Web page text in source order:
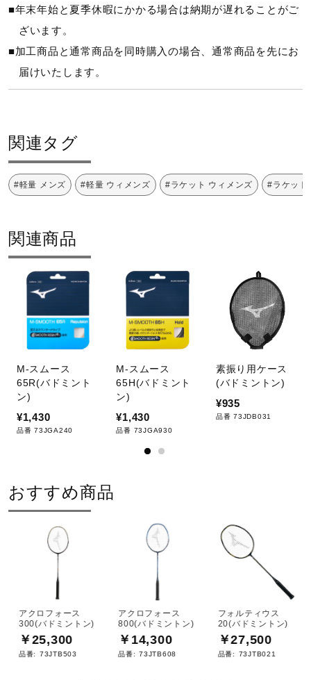
ラケットスペック情報
推奨張力：20～27ポンド
ストリングパターン：縦22本×横21本
ヘッドヘビー
製品内容
発売シーズン
2025年秋冬
■年末年始と夏季休暇にかかる場合は納期が遅れることがご
ざいます。
■加工商品と通常商品を同時購入の場合、通常商品を先にお
届けいたします。
関連タグ
#軽量 メンズ #軽量 ウィメンズ #ラケット ウィメンズ #ラケット
関連商品
M-スムース
65R(バドミント
ン)
¥1,430
品番 73JGA240
M-スムース
65H(バドミント
ン)
¥1,430
品番 73JGA930
素振り用ケース
(バドミントン)
¥935
品番 73JDB031
おすすめ商品
アクロフォース
300(バドミントン)
￥25,300
品番: 73JTB503
アクロフォース
800(バドミントン)
￥14,300
品番: 73JTB608
フォルティウス
20(バドミントン)
￥27,500
品番: 73JTB021